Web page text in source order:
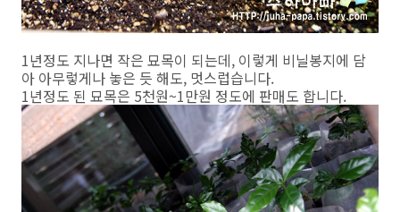
1년정도 지나면 작은 묘목이 되는데, 이렇게 비닐봉지에 담
아 아무렇게나 놓은 듯 해도, 멋스럽습니다.
1년정도 된 묘목은 5천원~1만원 정도에 판매도 합니다.